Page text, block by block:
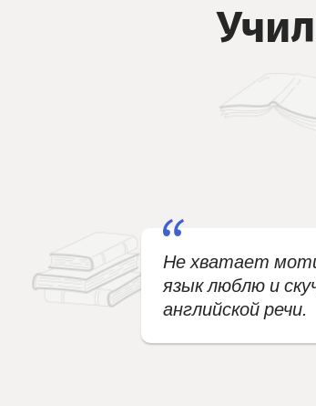
Не хватает
язык люблю и
английской речи.